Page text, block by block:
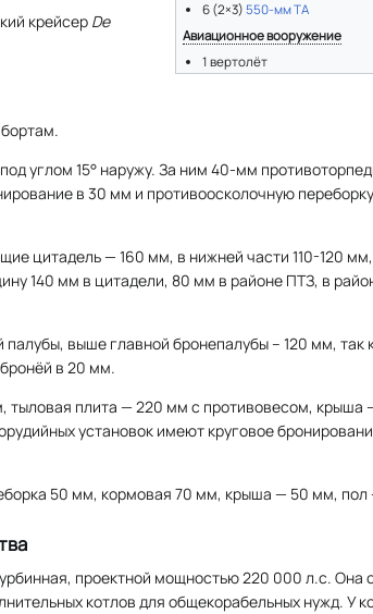
6 (2×3)550-мм ТА
Авиационное вооружение
1 вертолёт
крейсер De
углом 15° наружу. За ним 40-мм
в 30 мм и противоосколочную
цитадель — 160 мм, в нижней части 110-120
140 мм в цитадели, 80 мм в районе ПТЗ, в
выше главной бронепалубы – 120 мм, так
в 20 мм.
плита — 220 мм с противовесом, крыша
установок имеют круговое
50 мм, кормовая 70 мм, крыша — 50 мм,
проектной мощностью 220 000 л.с. Она
котлов для общекорабельных нужд. У